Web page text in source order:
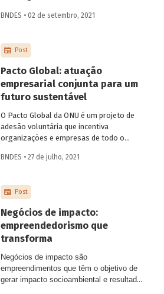
possam ser replicados em outros
construída a estratégia de
monitoramento e avaliação (M&A) da
identificadas no relatório que avalia os
resultados da experiência em quatro
territórios participantes.
BNDES • 02 de setembro, 2021
Post
Pacto Global: atuação
empresarial conjunta para um
futuro sustentável
O Pacto Global da ONU é um projeto de
adesão voluntária que incentiva
organizações e empresas de todo o
responsabilidade socioambiental.
pacto e os resultados já alcançados, e
saiba mais sobre a participação do
BNDES.
BNDES • 27 de julho, 2021
Post
Negócios de impacto:
empreendedorismo que
transforma
Negócios de impacto são
empreendimentos que têm o objetivo de
gerar impacto socioambiental e resultado